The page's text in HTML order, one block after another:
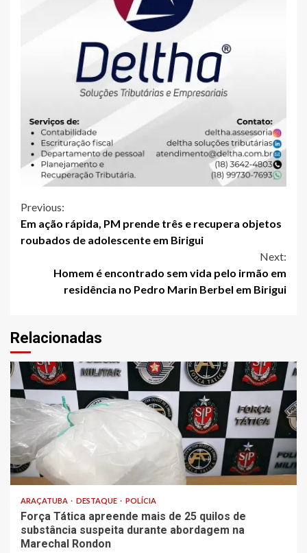
Continue
Reading
Previous:
Em ação rápida, PM prende três e recupera objetos
roubados de adolescente em Birigui
Next:
Homem é encontrado sem vida pelo irmão em
residência no Pedro Marin Berbel em Birigui
Relacionadas
ARAÇATUBA DESTAQUE POLÍCIA
Força Tática apreende mais de 25 quilos de
substância suspeita durante abordagem na
Marechal Rondon